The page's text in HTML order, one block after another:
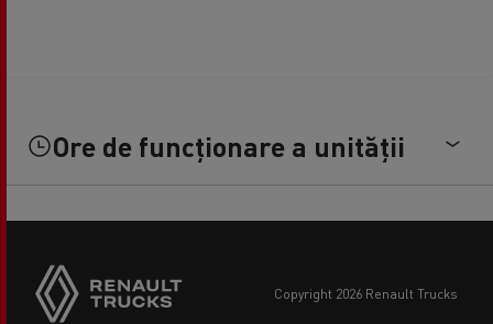
Ore de funcționare a unității
copyright 2026 Renault Trucks